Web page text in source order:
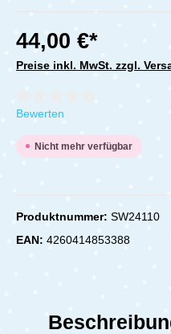
44,00 €*
Preise inkl. MwSt. zzgl.
Durchschnittliche Bewertung
Bewerten
Nicht mehr verfügbar
Produktnummer: SW24110
EAN: 4260414853388